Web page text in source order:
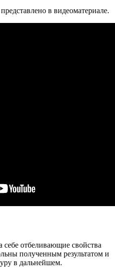
в видеоматериале.
отбеливающие свойства
полученным результатом и
в дальнейшем.